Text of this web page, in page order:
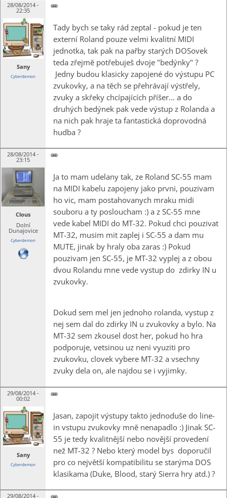
28/08/2014 -
22:35
Sany
Cyberdemon
Tady bych se taky rád zeptal - pokud je ten
externí Roland pouze velmi kvalitní MIDI
jednotka, tak pak na pařby starých DOSovek
teda zřejmě potřebuješ dvoje "bedýnky" ?
Jedny budou klasicky zapojené do výstupu PC
zvukovky, a na těch se přehrávají výstřely,
zvuky a skřeky chcípajících příšer... a do
druhých bedýnek pak vede výstup z Rolanda a
na nich pak hraje ta fantastická doprovodná
hudba ?
28/08/2014 -
23:15
Clous
Dolní
Dunajovice
Cyberdemon
Ja to mam udelany tak, ze Roland SC-55 mam
na MIDI kabelu zapojeny jako prvni, pouzivam
ho vic, mam postahovanych mraku midi
souboru a ty posloucham :) a z SC-55 mne
vede kabel MIDI do MT-32. Pokud chci pouzivat
MT-32, musim mit zaplej i SC-55 a dam mu
MUTE, jinak by hraly oba zaras :) Pokud
pouzivam jen SC-55, je MT-32 vyplej a z obou
dvou Rolandu mne vede vystup do zdirky IN u
zvukovky.
Dokud sem mel jen jednoho rolanda, vystup z
nej sem dal do zdirky IN u zvukovky a bylo. Na
MT-32 sem zkousel dost her, pokud ho hra
podporuje, vetsinou uz neni vyuziti pro
zvukovku, clovek vybere MT-32 a vsechny
zvuky dela on, ale najdou se i vyjimky.
29/08/2014 -
00:02
Sany
Cyberdemon
Jasan, zapojit výstupy takto jednoduše do line-
in vstupu zvukovky mně nenapadlo :) Jinak SC-
55 je tedy kvalitnější nebo novější provedení
než MT-32 ? Nebo který model bys doporučil
pro co největší kompatibilitu se starýma DOS
klasikama (Duke, Blood, starý Sierra hry atd.) ?
29/08/2014 -